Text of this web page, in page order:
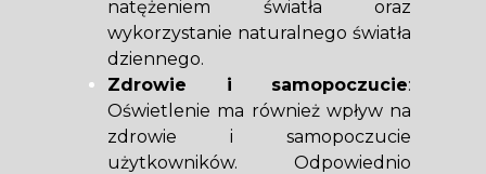
natężeniem światła oraz
wykorzystanie naturalnego światła
dziennego.
Zdrowie i samopoczucie:
Oświetlenie ma również wpływ na
zdrowie i samopoczucie
użytkowników. Odpowiednio